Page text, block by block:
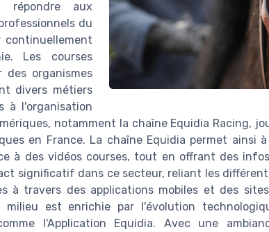
répondre aux
du
continuellement
Les courses
des organismes
divers métiers
à l'organisation
notamment la chaîne Equidia Racing,
en France. La chaîne Equidia permet ainsi
à des vidéos courses, tout en offrant des
significatif dans ce secteur, reliant les
à travers des applications mobiles et des
milieu est enrichie par l'évolution
l'Application Equidia. Avec une